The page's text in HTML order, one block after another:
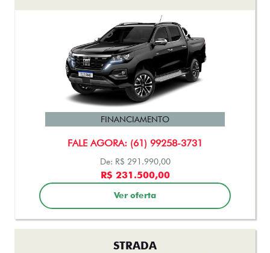
FALE AGORA: (61) 99258-3731
FINANCIAMENTO
De: R$ 291.990,00
R$ 231.500,00
Ver oferta
STRADA